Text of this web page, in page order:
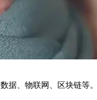
据、物联网、区块链等